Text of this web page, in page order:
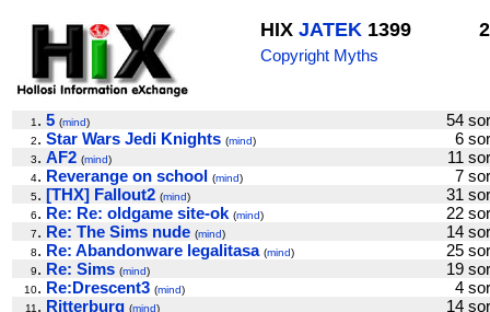
HIX JATEK 1399
Copyright Myths
1 . 5 (mind) 54
2. Star Wars Jedi Knights (mind) 6
3. AF2 (mind) 11
4. Reverange on school (mind) 7
5. [THX] Fallout2 (mind) 31
6. Re: Re: oldgame site-ok (mind) 22
7. Re: The Sims nude (mind) 14
8. Re: Abandonware legalitasa (mind) 25
9. Re: Sims (mind) 19
10. Re:Drescent3 (mind) 4
11 . Ritterburg (mind) 14